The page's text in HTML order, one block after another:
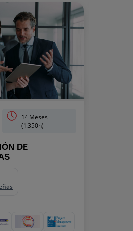
14 Meses
(1.350h)
DE